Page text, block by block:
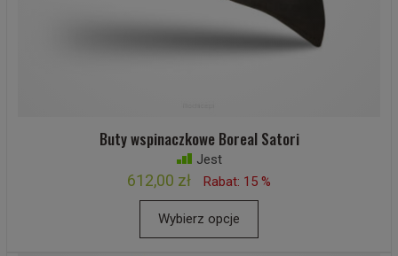
Buty wspinaczkowe Boreal Satori
Jest
612,00 zł Rabat: 15 %
Wybierz opcje